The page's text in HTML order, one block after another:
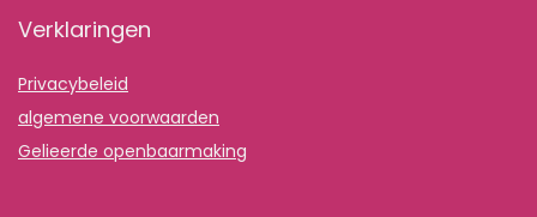
Verklaringen
Privacybeleid
algemene voorwaarden
Gelieerde openbaarmaking